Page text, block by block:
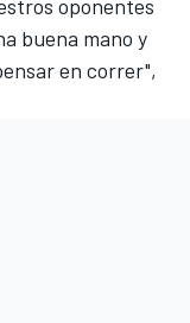
oponentes
buena mano y
en correr",